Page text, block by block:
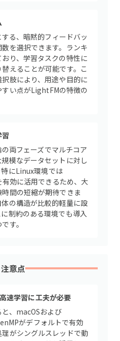
る、暗黙的フィードバッ
を選択できます。ランキ
り、学習タスクの特性に
えることが可能です。こ
肢により、用途や目的に
い点がLightFMの特徴の
両フェーズでマルチコア
模なデータセットに対し
にLinux環境では
効に活用できるため、大
間の短縮が期待できま
の構造が比較的軽量に設
制約のある環境でも導入
す。
注意点
速学習に工夫が必要
、macOSおよび
がデフォルトで有効
がシングルスレッドで動